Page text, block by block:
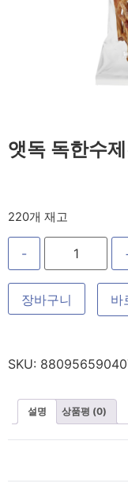
앳독 독한수
220개 재고
-
장바구니 바
SKU:
설명 상품평 (0)